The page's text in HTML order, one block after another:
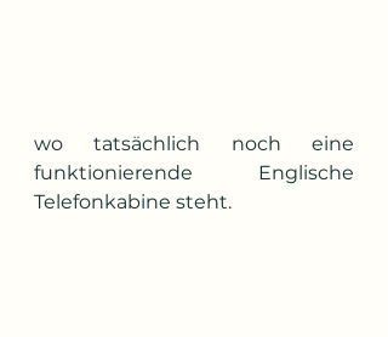
wo tatsächlich noch eine
funktionierende Englische
Telefonkabine steht.